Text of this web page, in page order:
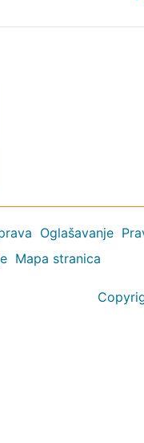
Oglašavanje
Mapa stranica